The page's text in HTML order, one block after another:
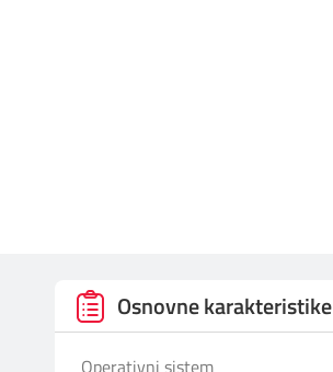
Osnovne karakteristike
Operativni sistem